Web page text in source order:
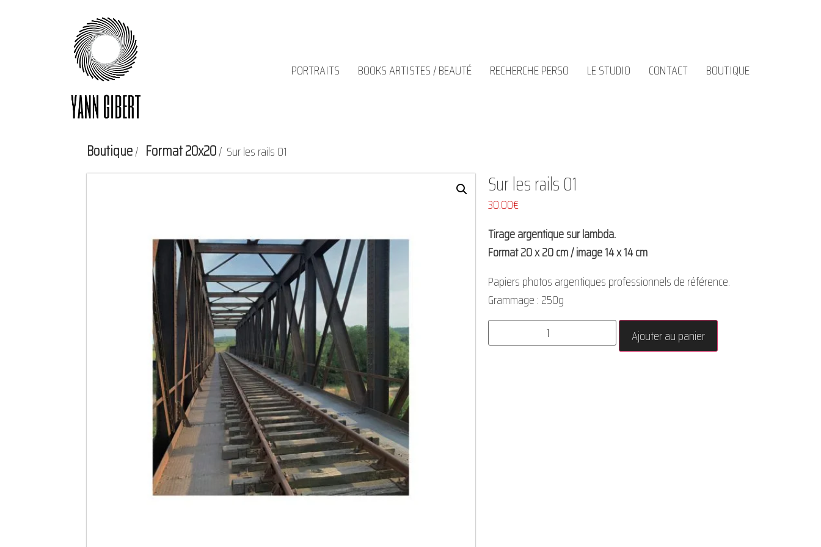
PORTRAITS
BOOKS ARTISTES / BEAUTÉ RECHERCHE PERSO LE STUDIO CONTACT BOUTIQUE
Boutique/ Format 20x20/ Sur les rails 01
Sur les rails 01
30.00€
Tirage argentique sur lambda.
Format 20 x 20 cm / image 14 x 14 cm
Papiers photos argentiques professionnels de référence.
Grammage : 250g
quantité
Sur
Ajouter au panier